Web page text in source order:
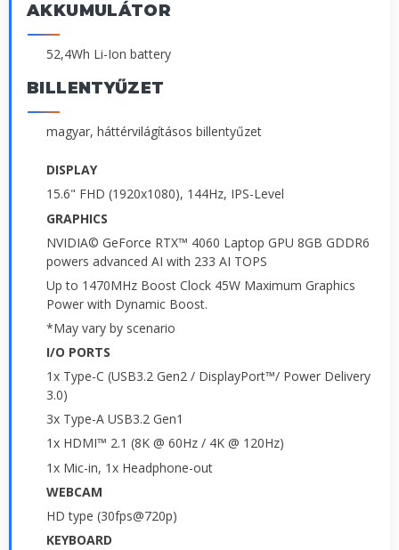
AKKUMULÁTOR
52,4Wh Li-Ion battery
BILLENTYŰZET
magyar, háttérvilágításos billentyűzet
DISPLAY
15.6" FHD (1920x1080), 144Hz, IPS-Level
GRAPHICS
NVIDIA© GeForce RTX™ 4060 Laptop GPU 8GB GDDR6
powers advanced AI with 233 AI TOPS
Up to 1470MHz Boost Clock 45W Maximum Graphics
Power with Dynamic Boost.
*May vary by scenario
I/O PORTS
1x Type-C (USB3.2 Gen2 / DisplayPort™/ Power Delivery
3.0)
3x Type-A USB3.2 Gen1
1x HDMI™ 2.1 (8K @ 60Hz / 4K @ 120Hz)
1x Mic-in, 1x Headphone-out
WEBCAM
HD type (30fps@720p)
KEYBOARD